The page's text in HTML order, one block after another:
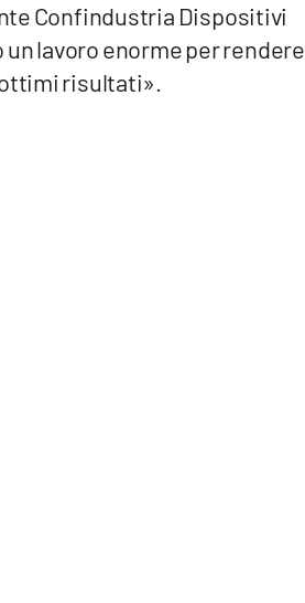
Confindustria Dispositivi
lavoro enorme per rendere
risultati».